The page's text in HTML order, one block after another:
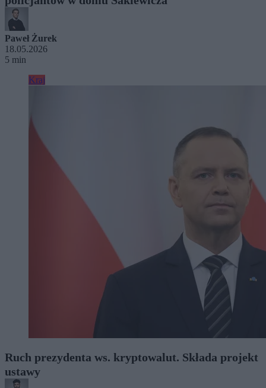
Paweł Żurek
18.05.2026
5 min
Kraj
Ruch prezydenta ws. kryptowalut. Składa projekt
ustawy